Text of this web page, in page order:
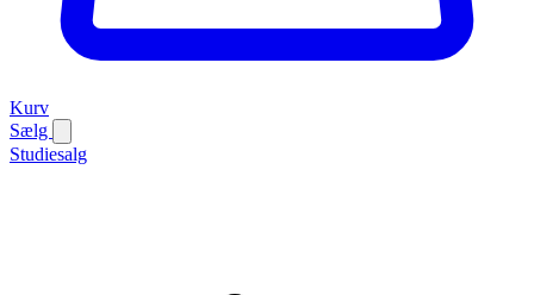
Kurv
Sælg
Studiesalg